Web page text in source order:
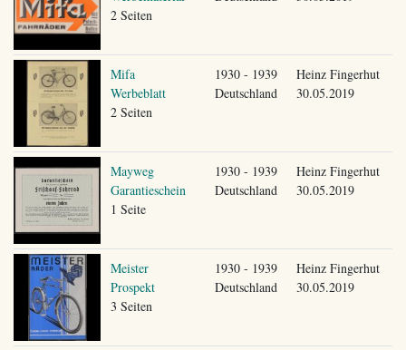
2 Seiten
Mifa
Werbeblatt
2 Seiten
1930 - 1939
Deutschland
Heinz Fingerhut
30.05.2019
Mayweg
Garantieschein
1 Seite
1930 - 1939
Deutschland
Heinz Fingerhut
30.05.2019
Meister
Prospekt
3 Seiten
1930 - 1939
Deutschland
Heinz Fingerhut
30.05.2019